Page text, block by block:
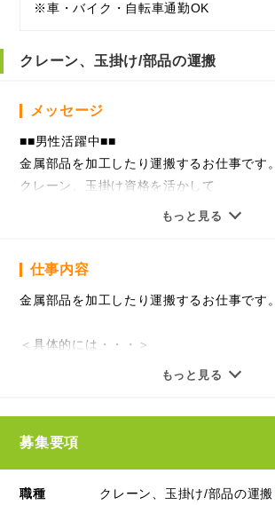
※車・バイク・自転車通勤OK
クレーン、玉掛け/部品の運搬
メッセージ
■■男性活躍中■■
金属部品を加工したり運搬するお仕事です。
クレーン、玉掛け資格を活かして
入社後は研修で丁寧に教えます。
勤務は日勤のみで残業はほぼありません。
月収31万円以上も可能なので、
■■車・バイク・自転車通勤OK■■
駅からは少し距離がありますが、
もっと見る
仕事内容
金属部品を加工したり運搬するお仕事です。
＜具体的には・・・＞
■プレス加工機での加工作業
■クレーンでの移動
機械にセットすれば加工は機械が行います。
もっと見る
募集要項
職種 クレーン、玉掛け/部品の運搬